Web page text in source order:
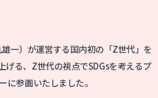
一）が運営する国内初の「Z世代」を
る、Z世代の視点でSDGsを考えるプ
に参画いたしました。